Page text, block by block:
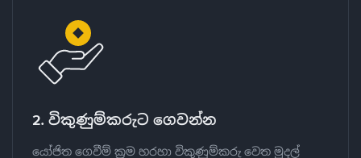
2. විකුණුම්කරුට ගෙවන්න
යෝජිත ගෙවීම් ක්‍රම හරහා විකුණුම්කරු වෙත මුදල්